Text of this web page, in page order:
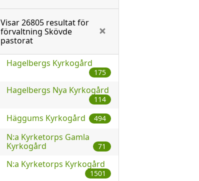
Visar26805 resultat för
förvaltning Skövde
pastorat
Hagelbergs Kyrkogård
175
Hagelbergs Nya Kyrkogård
114
Häggums Kyrkogård 494
N:a Kyrketorps Gamla
Kyrkogård
71
N:a Kyrketorps Kyrkogård
1501